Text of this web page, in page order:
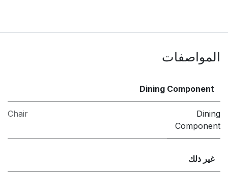
المواصفات
Dining Component
Dining
Component
Chair
غير ذلك